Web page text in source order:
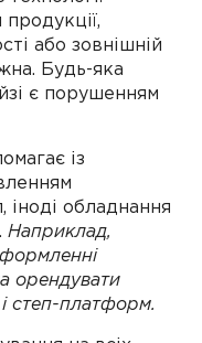
або зовнішній
Будь-яка
є порушенням
із
іноді обладнання
Наприклад,
орендувати
степ-платформ.